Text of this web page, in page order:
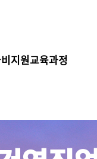
지원교육과정